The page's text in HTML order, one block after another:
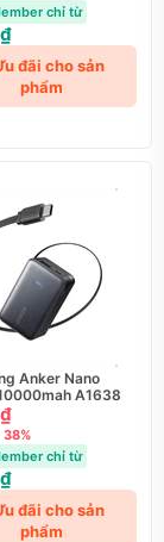
chỉ từ
đãi cho sản
phẩm
Anker Nano
A1638
38%
chỉ từ
đãi cho sản
phẩm